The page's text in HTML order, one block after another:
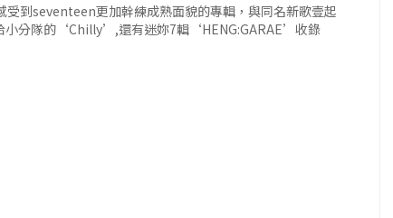
到seventeen更加幹練成熟面貌的專輯，與同名新歌壹起
分隊的‘Chilly’,還有迷妳7輯‘HENG:GARAE’收錄